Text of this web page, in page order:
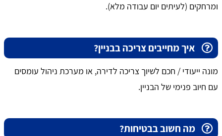
ומרחקים (לעיתים יום עבודה מלא).
איך מחייבים צריכה בבניין?
מונה ייעודי / חכם לשיוך צריכה לדירה, או מערכת ניהול עומסים
עם חיוב פנימי של הבניין.
מה חשוב בבטיחות?